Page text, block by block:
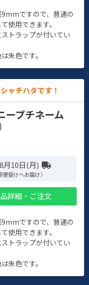
ですので、普通の
使用できます。
トラップが付いてい
朱色です。
ャチハタです！
ープチネーム
)
月10日(月)
受けへお届け）
詳細・ご注文
ですので、普通の
使用できます。
トラップが付いてい
朱色です。